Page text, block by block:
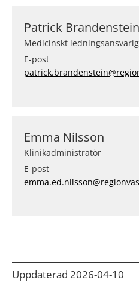
Patrick Brandenstein
Medicinskt
E-post
Emma Nilsson
Klinikadministratör
E-post
Uppdaterad 2026-04-10